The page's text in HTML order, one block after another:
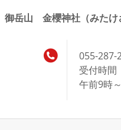
御岳山 金櫻神社（みたけ
055-287-
受付時間
午前9時